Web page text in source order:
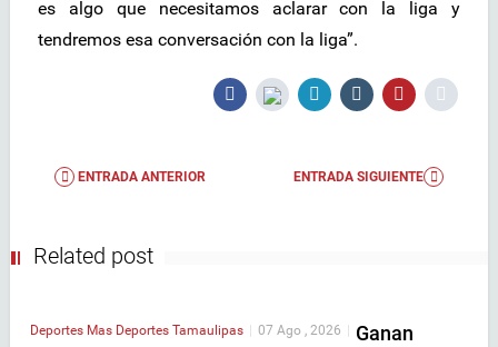
es algo que necesitamos aclarar con la liga y
tendremos esa conversación con la liga”.
ENTRADA ANTERIOR ENTRADA SIGUIENTE
Related post
Deportes Mas Deportes Tamaulipas 07 Ago , 2026
Ganan